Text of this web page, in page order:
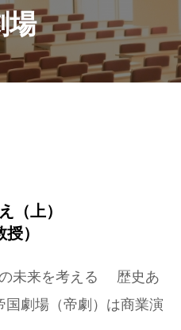
場
（上）
）
未来を考える 歴史あ
国劇場（帝劇）は商業演